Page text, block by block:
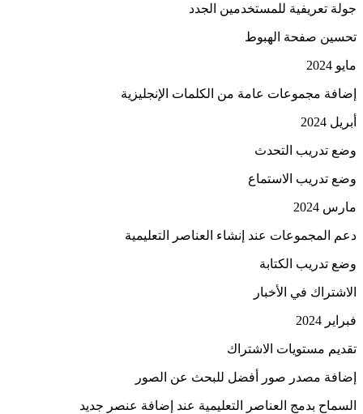
جولة تعريفية للمستخدمين الجدد
تحسين صفحة الهبوط
مايو 2024
إضافة مجموعات عامة من الكلمات الإنجليزية
أبريل 2024
وضع تدريب التحدث
وضع تدريب الاستماع
مارس 2024
دعم المجموعات عند إنشاء العناصر التعليمية
وضع تدريب الكتابة
الاشتراك في الأخبار
فبراير 2024
تقديم مستويات الاشتراك
إضافة مصدر صور أفضل للبحث عن الصور
السماح بدمج العناصر التعليمية عند إضافة عنصر جديد